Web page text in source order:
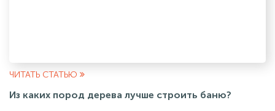
ЧИТАТЬ СТАТЬЮ
Из каких пород дерева лучше строить баню?